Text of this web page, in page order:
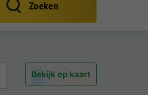
Zoeken
Bekijk op kaart